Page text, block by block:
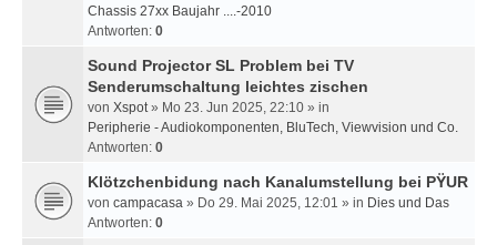
Chassis 27xx Baujahr ....-2010
Antworten: 0
Sound Projector SL Problem bei TV
Senderumschaltung leichtes zischen
von Xspot» Mo 23. Jun 2025, 22:10 » in
Peripherie - Audiokomponenten, BluTech, Viewvision und Co.
Antworten: 0
Klötzchenbidung nach Kanalumstellung bei PŸUR
von campacasa » Do 29. Mai 2025, 12:01 » in Dies und Das
Antworten: 0